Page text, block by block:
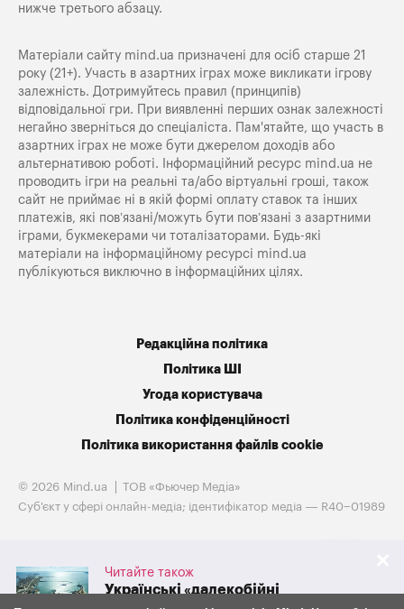
Читайте також
Українські «далекобійні
санкції» обвалили експорт
нижче третього абзацу.
Матеріали сайту mind.ua призначені для осіб старше 21
року (21+). Участь в азартних іграх може викликати ігрову
залежність. Дотримуйтесь правил (принципів)
відповідальної гри. При виявленні перших ознак залежності
негайно зверніться до спеціаліста. Пам'ятайте, що участь в
азартних іграх не може бути джерелом доходів або
альтернативою роботі. Інформаційний ресурс mind.ua не
проводить ігри на реальні та/або віртуальні гроші, також
сайт не приймає ні в якій формі оплату ставок та інших
платежів, які пов’язані/можуть бути пов’язані з азартними
іграми, букмекерами чи тоталізаторами. Будь-які
матеріали на інформаційному ресурсі mind.ua
публікуються виключно в інформаційних цілях.
Редакційна політика
Політика ШІ
Угода користувача
Політика конфіденційності
Політика використання файлів cookie
© 2026 Mind.ua
ТОВ «Фьючер Медiа»
Cуб'єкт у сфері онлайн-медіа; ідентифікатор медіа — R40−01989